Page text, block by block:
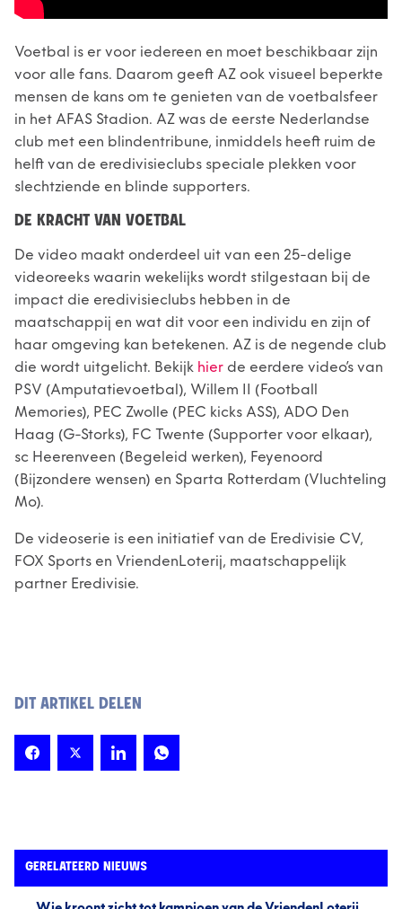
Voetbal is er voor iedereen en moet beschikbaar zijn
voor alle fans. Daarom geeft AZ ook visueel beperkte
mensen de kans om te genieten van de voetbalsfeer
in het AFAS Stadion. AZ was de eerste Nederlandse
club met een blindentribune, inmiddels heeft ruim de
helft van de eredivisieclubs speciale plekken voor
slechtziende en blinde supporters.
DE KRACHT VAN VOETBAL
De video maakt onderdeel uit van een 25-delige
videoreeks waarin wekelijks wordt stilgestaan bij de
impact die eredivisieclubs hebben in de
maatschappij en wat dit voor een individu en zijn of
haar omgeving kan betekenen. AZ is de negende club
die wordt uitgelicht. Bekijk hier de eerdere video’s van
PSV (Amputatievoetbal), Willem II (Football
Memories), PEC Zwolle (PEC kicks ASS), ADO Den
Haag (G-Storks), FC Twente (Supporter voor elkaar),
sc Heerenveen (Begeleid werken), Feyenoord
(Bijzondere wensen) en Sparta Rotterdam (Vluchteling
Mo).
De videoserie is een initiatief van de Eredivisie CV,
FOX Sports en VriendenLoterij, maatschappelijk
partner Eredivisie.
DIT ARTIKEL DELEN
GERELATEERD NIEUWS